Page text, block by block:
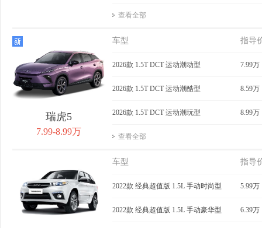
QQ冰淇淋 2024款 青
春版 205km 奶昔
获取底价
4.39万
205km 元气版
获取底价
QQ冰淇
205km 元
获
查看全部
瑞虎5
7.99-8.99万
车型 指导
2026款 1.5T DCT 运动潮动型 7.99万
2026款 1.5T DCT 运动潮酷型 8.59万
2026款 1.5T DCT 运动潮玩型 8.99万
查看全部
车型 指导
2022款 经典超值版 1.5L 手动时尚型 5.99万
2022款 经典超值版 1.5L 手动豪华型 6.39万